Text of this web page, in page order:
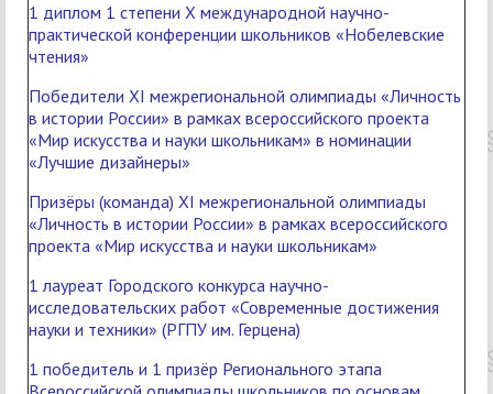
1 диплом 1 степени X международной научно-
практической конференции школьников «Нобелевские
чтения»
Победители XI межрегиональной олимпиады «Личность
в истории России» в рамках всероссийского проекта
«Мир искусства и науки школьникам» в номинации
«Лучшие дизайнеры»
Призёры (команда) XI межрегиональной олимпиады
«Личность в истории России» в рамках всероссийского
проекта «Мир искусства и науки школьникам»
1 лауреат Городского конкурса научно-
исследовательских работ «Современные достижения
науки и техники» (РГПУ им. Герцена)
1 победитель и 1 призёр Регионального этапа